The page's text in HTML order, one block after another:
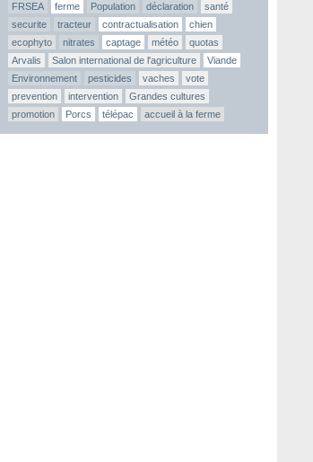
FRSEA
ferme Population déclaration
santé
securite
tracteur contractualisation
chien
ecophyto
nitrates captage météo
quotas
Arvalis
Salon international de l'agriculture
Viande
Environnement
pesticides vaches
vote
prevention
intervention
Grandes cultures
promotion
Porcs télépac accueil à la ferme